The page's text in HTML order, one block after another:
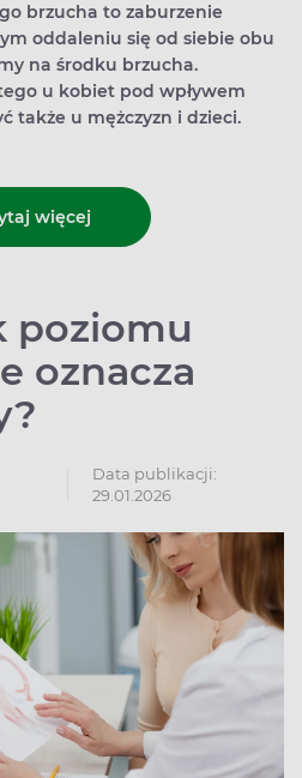
brzucha to zaburzenie
oddaleniu się od siebie obu
na środku brzucha.
u kobiet pod wpływem
także u mężczyzn i dzieci.
więcej
poziomu
oznacza
Data publikacji:
29.01.2026